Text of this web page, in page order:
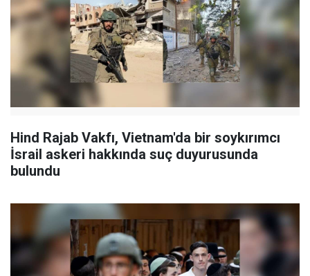
Hind Rajab Vakfı, Vietnam'da bir soykırımcı
İsrail askeri hakkında suç duyurusunda
bulundu